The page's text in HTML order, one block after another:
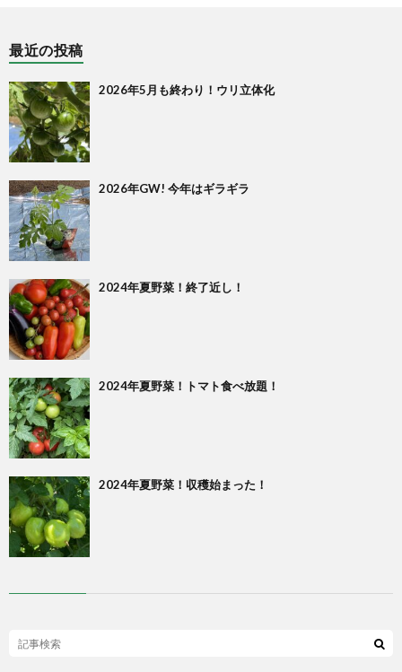
最近の投稿
2026年5月も終わり！ウリ立体化
2026年GW! 今年はギラギラ
2024年夏野菜！終了近し！
2024年夏野菜！トマト食べ放題！
2024年夏野菜！収穫始まった！